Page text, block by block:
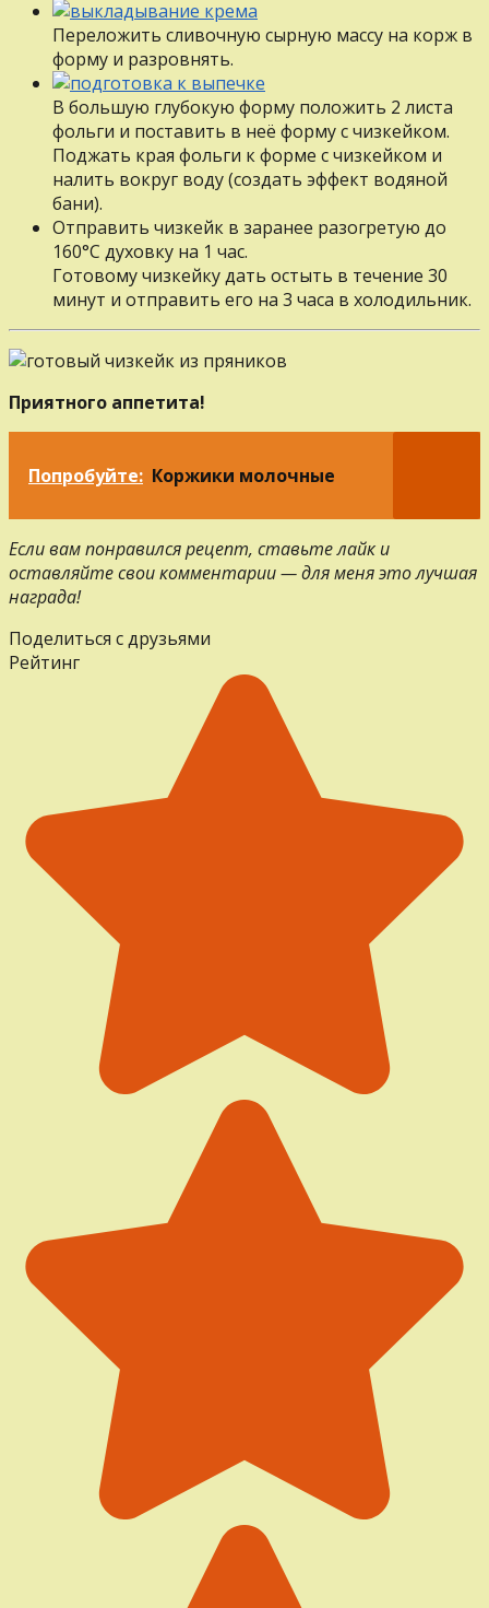
Переложить сливочную сырную массу на корж в
форму и разровнять.
В большую глубокую форму положить 2 листа
фольги и поставить в неё форму с чизкейком.
Поджать края фольги к форме с чизкейком и
налить вокруг воду (создать эффект водяной
бани).
Отправить чизкейк в заранее разогретую до
160°С духовку на 1 час.
Готовому чизкейку дать остыть в течение 30
минут и отправить его на 3 часа в холодильник.
Приятного аппетита!
Попробуйте: Коржики молочные
Если вам понравился рецепт, ставьте лайк и
оставляйте свои комментарии — для меня это лучшая
награда!
Поделиться с друзьями
Рейтинг